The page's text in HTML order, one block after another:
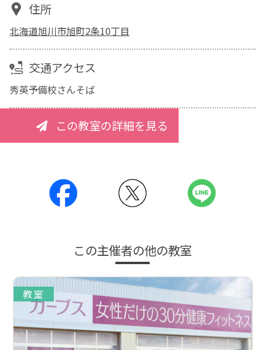
住所
北海道旭川市旭町2条10丁目
交通アクセス
秀英予備校さんそば
この教室の詳細を見る
この主催者の他の教室
教室